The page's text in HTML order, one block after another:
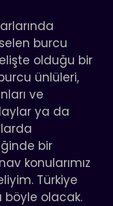
burcu
olduğu bir
ünlüleri,
ve
ya da
bir
konularımız
Türkiye
olacak.